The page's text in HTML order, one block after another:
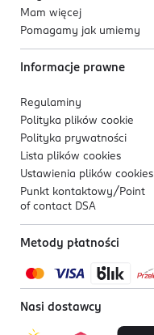
Mam więcej
Pomagamy jak umiemy
Informacje prawne
Regulaminy
Polityka plików cookie
Polityka prywatności
Lista plików cookies
Ustawienia plików cookies
Punkt kontaktowy/ Point
of contact DSA
Metody płatności
Nasi dostawcy